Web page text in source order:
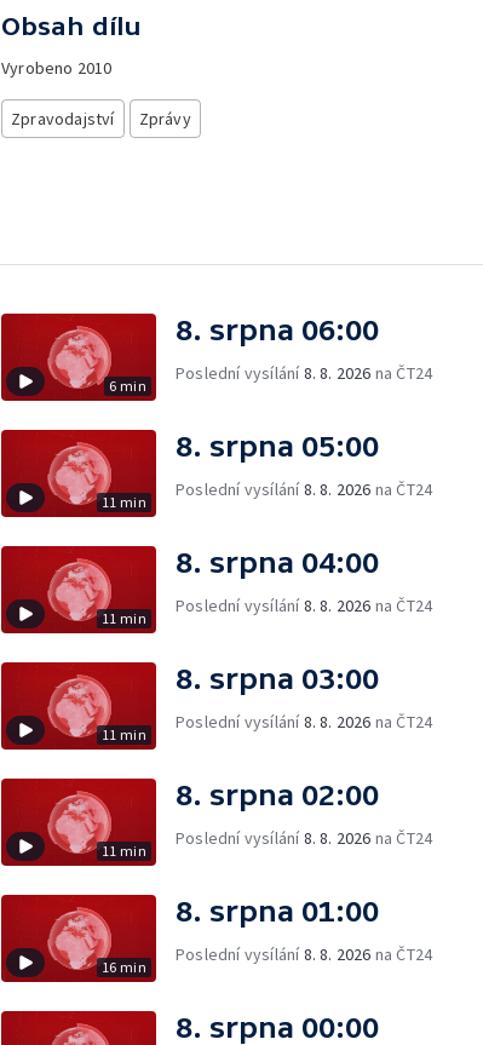
Obsah dílu
Vyrobeno 2010
Zpravodajství Zprávy
6 min
8. srpna 06:00
Poslední vysílání8. 8. 2026 na ČT24
11 min
8. srpna 05:00
Poslední vysílání8. 8. 2026 na ČT24
11 min
8. srpna 04:00
Poslední vysílání8. 8. 2026 na ČT24
11 min
8. srpna 03:00
Poslední vysílání8. 8. 2026 na ČT24
11 min
8. srpna 02:00
Poslední vysílání8. 8. 2026 na ČT24
16 min
8. srpna 01:00
Poslední vysílání8. 8. 2026 na ČT24
8. srpna 00:00